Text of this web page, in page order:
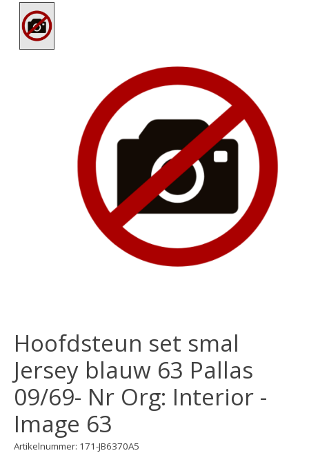
Hoofdsteun set smal
Jersey blauw 63 Pallas
09/69- Nr Org: Interior -
Image 63
Artikelnummer: 171-JB6370A5